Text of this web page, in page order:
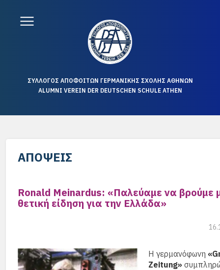
ΣΥΛΛΟΓΟΣ ΑΠΟΦΟΙΤΩΝ ΓΕΡΜΑΝΙΚΗΣ ΣΧΟΛΗΣ ΑΘΗΝΩΝ
ALUMNI VEREIN DER DEUTSCHEN SCHULE ATHEN
ΑΠΌΨΕΙΣ
Ronald Meinardus: «Παλεύαμε να βρούμε
θετική είδηση για την Ελλάδα»
Η γερμανόφωνη
Zeitung»